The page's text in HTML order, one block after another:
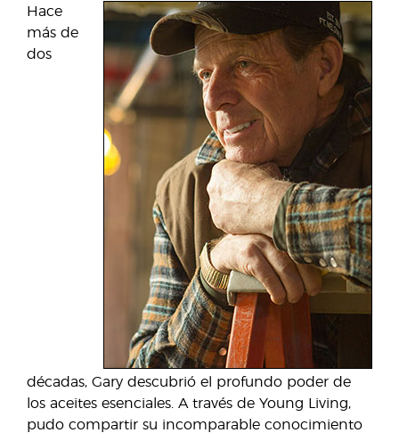
Hace
más de
dos
décadas, Gary descubrió el profundo poder de
los aceites esenciales. A través de Young Living,
pudo compartir su incomparable conocimiento